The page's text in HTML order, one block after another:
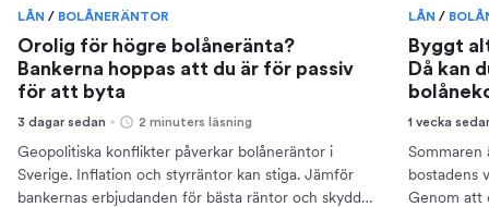
LÅN / BOLÅNERÄNTOR
Orolig för högre bolåneränta?
Bankerna hoppas att du är för passiv
för att byta
3 dagar sedan 2 minuters läsning
Geopolitiska konflikter påverkar bolåneräntor i
Sverige. Inflation och styrräntor kan stiga. Jämför
bankernas erbjudanden för bästa räntor och skydda
LÅN/
Byggt
Då kan
1 vecka
Sommaren
bostadens
Genom att